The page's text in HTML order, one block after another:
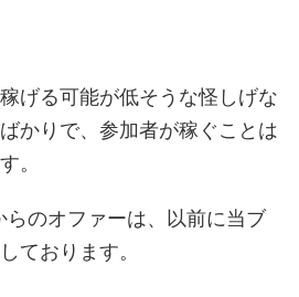
げる可能が低そうな怪しげな
かりで、参加者が稼ぐことは
。
らのオファーは、以前に当ブ
ております。